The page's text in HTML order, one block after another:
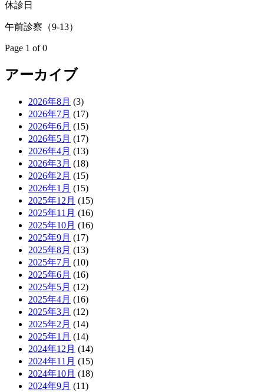
休診日
午前診察（9-13）
Page 1 of 0
アーカイブ
2026年8月 (3)
2026年7月 (17)
2026年6月 (15)
2026年5月 (17)
2026年4月 (13)
2026年3月 (18)
2026年2月 (15)
2026年1月 (15)
2025年12月 (15)
2025年11月 (16)
2025年10月 (16)
2025年9月 (17)
2025年8月 (13)
2025年7月 (10)
2025年6月 (16)
2025年5月 (12)
2025年4月 (16)
2025年3月 (12)
2025年2月 (14)
2025年1月 (14)
2024年12月 (14)
2024年11月 (15)
2024年10月 (18)
2024年9月 (11)